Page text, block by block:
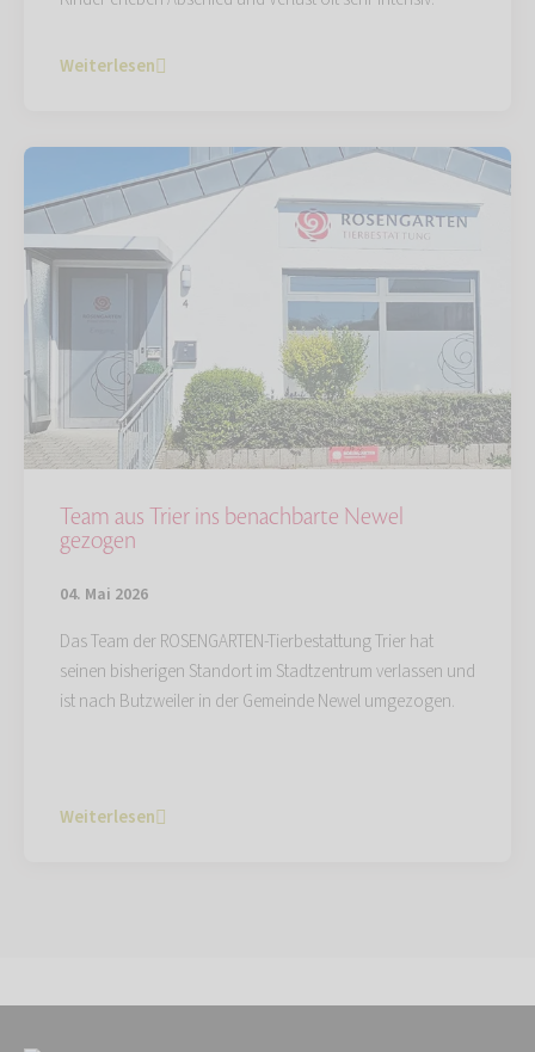
Weiterlesen
Team aus Trier ins benachbarte Newel
gezogen
04. Mai 2026
Das Team der ROSENGARTEN-Tierbestattung Trier hat
seinen bisherigen Standort im Stadtzentrum verlassen und
ist nach Butzweiler in der Gemeinde Newel umgezogen.
Weiterlesen